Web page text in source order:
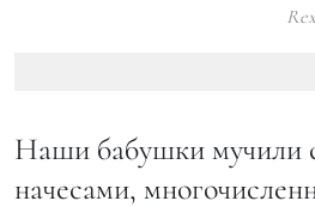
Наши бабушки мучили
начесами,